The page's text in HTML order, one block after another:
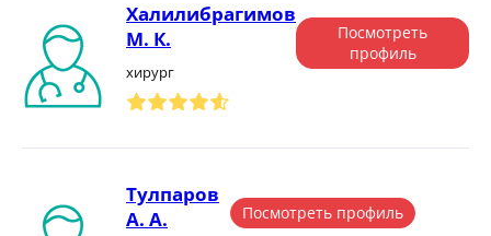
Халилибрагимов
М. К.
хирург
Посмотреть
профиль
Тулпаров
А. А.
Посмотреть профиль